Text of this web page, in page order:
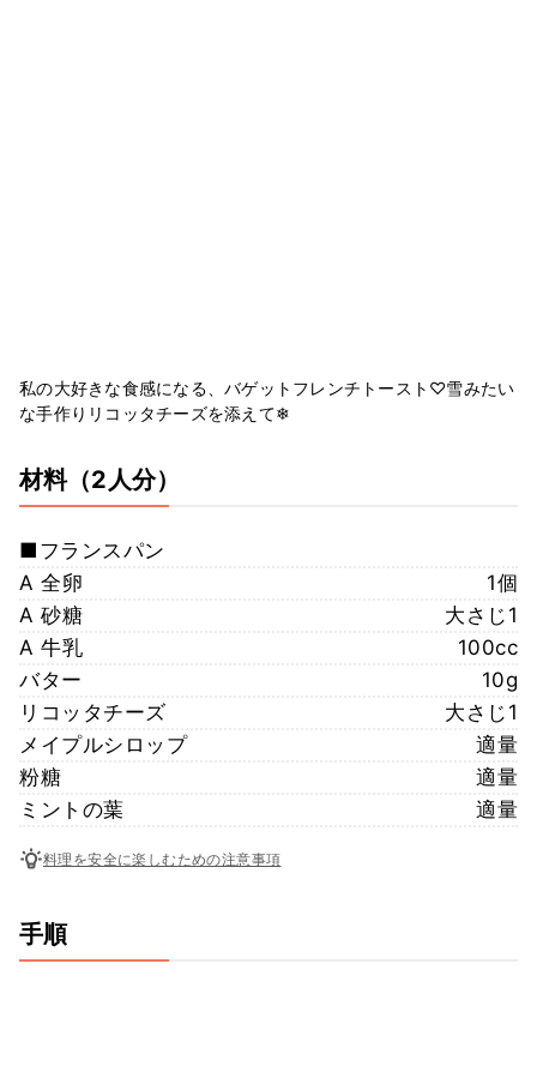
私の大好きな食感になる、バゲットフレンチトースト♡雪みたい
な手作りリコッタチーズを添えて❄︎
材料（2人分）
■フランスパン
A 全卵
1個
A 砂糖
大さじ1
A 牛乳
100cc
バター
10g
リコッタチーズ
大さじ1
メイプルシロップ
適量
粉糖
適量
ミントの葉
適量
料理を安全に楽しむための注意事項
手順